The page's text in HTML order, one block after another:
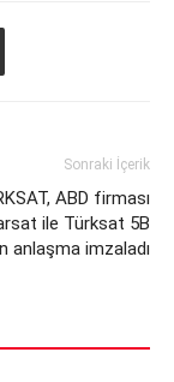
Sonraki İçerik
ABD firması
ile Türksat 5B
anlaşma imzaladı